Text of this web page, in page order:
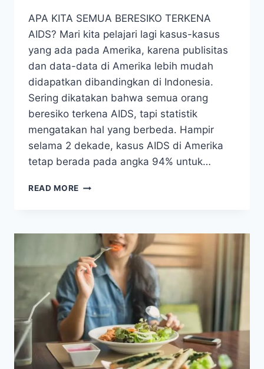
APA KITA SEMUA BERESIKO TERKENA
AIDS? Mari kita pelajari lagi kasus-kasus
yang ada pada Amerika, karena publisitas
dan data-data di Amerika lebih mudah
didapatkan dibandingkan di Indonesia.
Sering dikatakan bahwa semua orang
beresiko terkena AIDS, tapi statistik
mengatakan hal yang berbeda. Hampir
selama 2 dekade, kasus AIDS di Amerika
tetap berada pada angka 94% untuk…
READ MORE REALITAS